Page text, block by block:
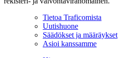
Tietoa Traficomista
Uutishuone
Säädökset ja määräykset
Asioi kanssamme